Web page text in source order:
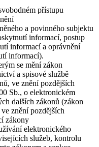
přístupu
a povinného subjektu
informací, postup
informací a oprávnění
informací).
se mění zákon
a spisové službě
ve znění pozdějších
Sb., o elektronickém
dalších zákonů (zákon
znění pozdějších
zákony
elektronického
služeb, kontrolu